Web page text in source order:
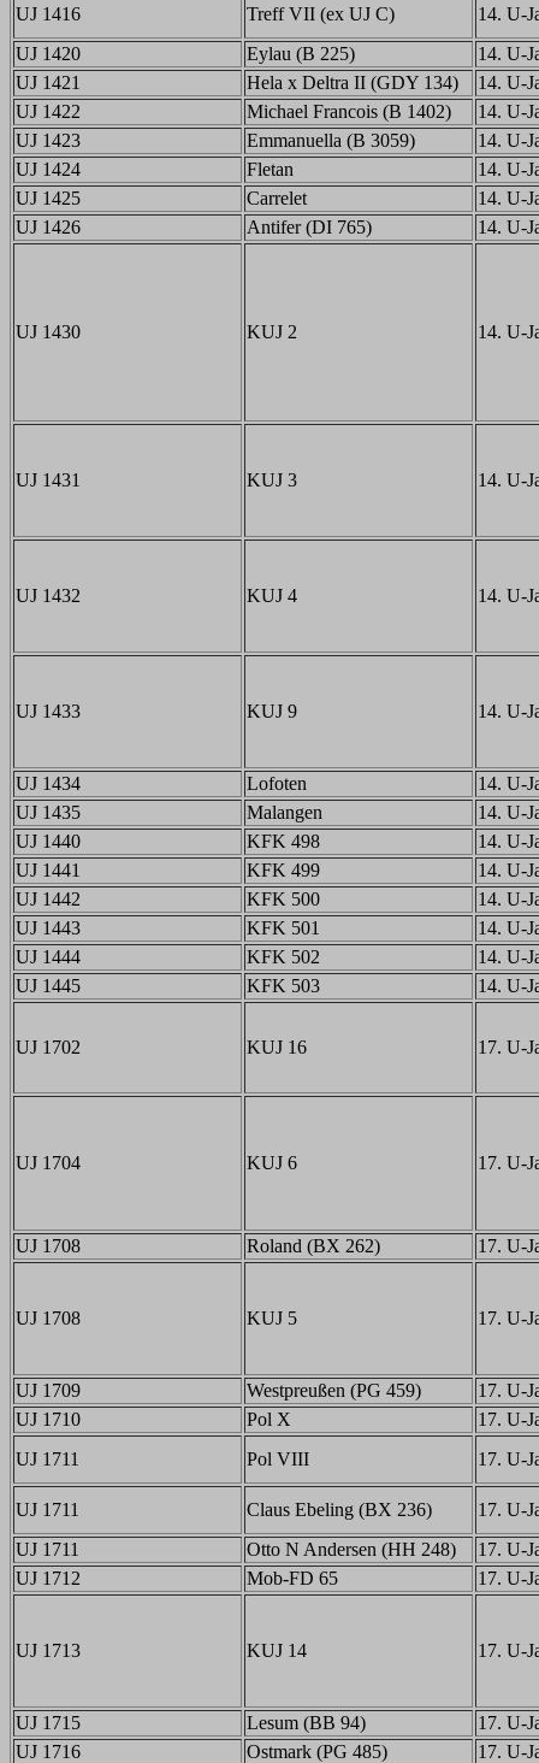
UJ 1416 Treff VII (ex UJ C)
14. U-
UJ 1420
Eylau (B 225)
14. U-
UJ 1421
Hela x Deltra II (GDY 134)
14. U-
UJ 1422
Michael Francois (B 1402)
14. U-
UJ 1423
Emmanuella (B 3059)
14. U-
UJ 1424
Fletan
14. U-
UJ 1425
Carrelet
14. U-
UJ 1426
Antifer (DI 765) 14. U-
UJ 1430 KUJ 2 14. U-
UJ 1431 KUJ 3 14. U-
UJ 1432 KUJ 4 14. U-
UJ 1433 KUJ 9 14. U-
UJ 1434 Lofoten
14. U-
UJ 1435
Malangen
14. U-
UJ 1440
KFK 498
14. U-
UJ 1441
KFK 499
14. U-
UJ 1442
KFK 500
14. U-
UJ 1443
KFK 501
14. U-
UJ 1444
KFK 502
14. U-
UJ 1445
KFK 503 14. U-
UJ 1702 KUJ 16 17. U-
UJ 1704 KUJ 6 17. U-
UJ 1708 Roland (BX 262) 17. U-
UJ 1708 KUJ 5 17. U-
UJ 1709 Westpreußen (PG 459)
17. U-
UJ 1710
Pol X
17. U-
UJ 1711
Pol VIII 17. U-
UJ 1711 Claus Ebeling (BX 236)
17. U-
UJ 1711
Otto N Andersen (HH 248)
17. U-
UJ 1712
Mob-FD 65 17. U-
UJ 1713 KUJ 14 17. U-
UJ 1715 Lesum (BB 94)
17. U-
UJ 1716
Ostmark (PG 485)
17. U-